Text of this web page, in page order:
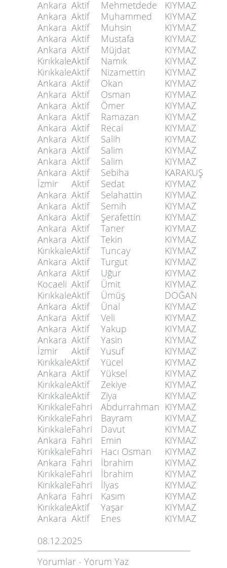
Ankara Aktif Mehmetdede
KIYMAZ
Ankara Aktif Muhammed
KIYMAZ
Ankara Aktif Muhsin
KIYMAZ
Ankara Aktif Mustafa
KIYMAZ
Ankara Aktif Müjdat
KIYMAZ
KırıkkaleAktif Namık
KIYMAZ
KırıkkaleAktif Nizamettin
KIYMAZ
Ankara Aktif Okan
KIYMAZ
Ankara Aktif Osman
KIYMAZ
Ankara Aktif Ömer
KIYMAZ
Ankara Aktif Ramazan
KIYMAZ
Ankara Aktif Recai
KIYMAZ
Ankara Aktif Salih
KIYMAZ
Ankara Aktif Salim
KIYMAZ
Ankara Aktif Salim
KIYMAZ
Ankara Aktif Sebiha
KARAKUŞ
İzmir
Aktif Sedat
KIYMAZ
Ankara Aktif Selahattin
KIYMAZ
Ankara Aktif Semih
KIYMAZ
Ankara Aktif Şerafettin
KIYMAZ
Ankara Aktif Taner
KIYMAZ
Ankara Aktif Tekin
KIYMAZ
KırıkkaleAktif Tuncay
KIYMAZ
Ankara Aktif Turgut
KIYMAZ
Ankara Aktif Uğur
KIYMAZ
Kocaeli Aktif Ümit
KIYMAZ
KırıkkaleAktif Ümüş
DOĞAN
Ankara Aktif Ünal
KIYMAZ
Ankara Aktif Veli
KIYMAZ
Ankara Aktif Yakup
KIYMAZ
Ankara Aktif Yasin
KIYMAZ
İzmir
Aktif Yusuf
KIYMAZ
KırıkkaleAktif Yücel
KIYMAZ
Ankara Aktif Yüksel
KIYMAZ
KırıkkaleAktif Zekiye
KIYMAZ
KırıkkaleAktif Ziya
KIYMAZ
KırıkkaleFahri Abdurrahman KIYMAZ
KırıkkaleFahri Bayram
KIYMAZ
KırıkkaleFahri Davut
KIYMAZ
Ankara Fahri Emin
KIYMAZ
KırıkkaleFahri Hacı Osman
KIYMAZ
Ankara Fahri İbrahim
KIYMAZ
KırıkkaleFahri İbrahim
KIYMAZ
KırıkkaleFahri İlyas
KIYMAZ
Ankara Fahri Kasım
KIYMAZ
KırıkkaleAktif Yaşar
KIYMAZ
Ankara Aktif Enes
KIYMAZ
08.12.2025
Yorumlar - Yorum Yaz